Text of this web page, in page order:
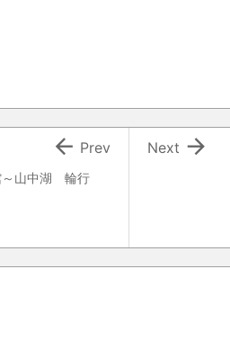

Next
～山中湖 輪行
 Prev